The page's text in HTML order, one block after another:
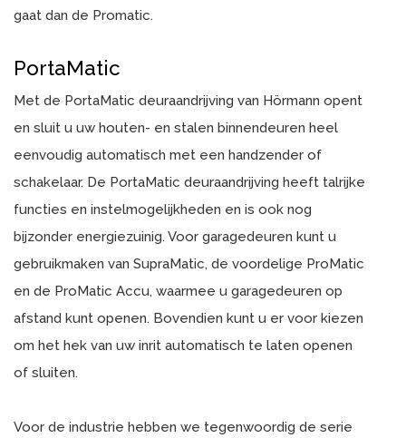
gaat dan de Promatic.
PortaMatic
Met de PortaMatic deuraandrijving van Hörmann opent
en sluit u uw houten- en stalen binnendeuren heel
eenvoudig automatisch met een handzender of
schakelaar. De PortaMatic deuraandrijving heeft talrijke
functies en instelmogelijkheden en is ook nog
bijzonder energiezuinig. Voor garagedeuren kunt u
gebruikmaken van SupraMatic, de voordelige ProMatic
en de ProMatic Accu, waarmee u garagedeuren op
afstand kunt openen. Bovendien kunt u er voor kiezen
om het hek van uw inrit automatisch te laten openen
of sluiten.
Voor de industrie hebben we tegenwoordig de serie